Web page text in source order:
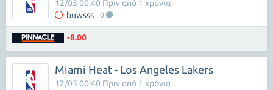
buwsss 0
12/05 00:40 Πριν από 1 χρόνια
-8.00
Miami Heat - Los Angeles Lakers
12/05 00:40 Πριν από 1 χρόνια